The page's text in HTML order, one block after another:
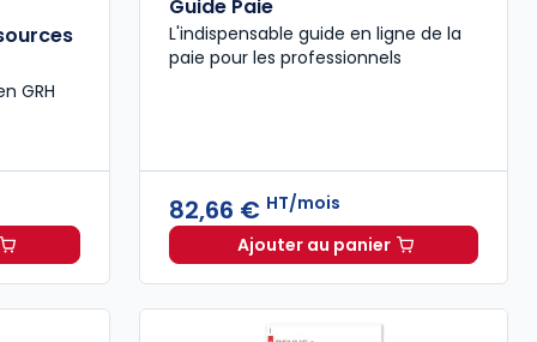
€ TTC
GRH
et administration des ressources humaines à 68,05 €
Guide Paie
L'indispensable guide en ligne de la
paie pour les professionnels
82,66 € HT/mois
Ajouter au panierGuide Paie à 82,66 €